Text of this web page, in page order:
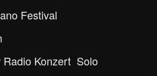
Festival
Konzert Solo